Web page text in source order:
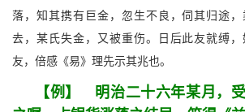
落，知其携有巨金，忽生不良，伺其归途
去，某氏失金，又被重伤。日后此友就缚
友，倍感《易》理先示其兆也。
【例】 明治二十六年某月，